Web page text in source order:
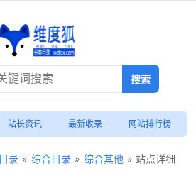
站长资讯 最新收录 网站排行榜
录 » 综合目录 » 综合其他 » 站点详细